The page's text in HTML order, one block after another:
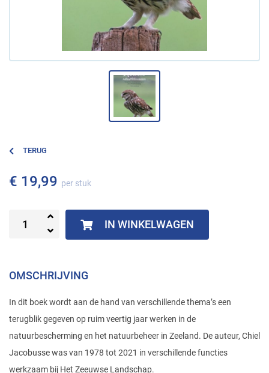
TERUG
€ 19,99 per stuk
IN WINKELWAGEN
OMSCHRIJVING
In dit boek wordt aan de hand van verschillende thema’s een
terugblik gegeven op ruim veertig jaar werken in de
natuurbescherming en het natuurbeheer in Zeeland. De auteur, Chiel
Jacobusse was van 1978 tot 2021 in verschillende functies
werkzaam bij Het Zeeuwse Landschap.